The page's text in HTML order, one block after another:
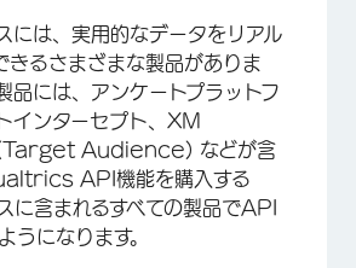
には、実用的なデータをリアル
きるさまざまな製品がありま
品には、アンケートプラットフ
インターセプト、XM
Audience) などが含
API機能を購入する
に含まれるすべての製品でAPI
うになります。